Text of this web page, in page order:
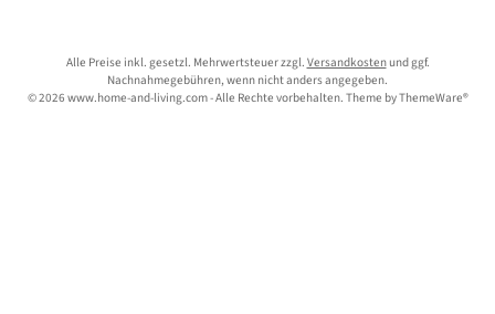
Alle Preise inkl. gesetzl. Mehrwertsteuer zzgl. Versandkostenund ggf.
Nachnahmegebühren, wenn nicht anders angegeben.
© 2026 www.home-and-living.com - Alle Rechte vorbehalten. Theme byThemeWare®